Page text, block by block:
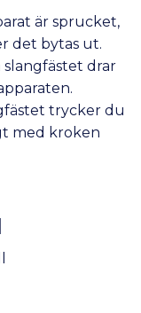
är sprucket,
det bytas ut.
drar
trycker du
med kroken